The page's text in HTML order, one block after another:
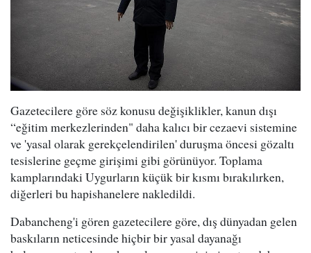
Gazetecilere göre söz konusu değişiklikler, kanun dışı
“eğitim merkezlerinden" daha kalıcı bir cezaevi sistemine
ve 'yasal olarak gerekçelendirilen' duruşma öncesi gözaltı
tesislerine geçme girişimi gibi görünüyor. Toplama
kamplarındaki Uygurların küçük bir kısmı bırakılırken,
diğerleri bu hapishanelere nakledildi.
Dabancheng'i gören gazetecilere göre, dış dünyadan gelen
baskıların neticesinde hiçbir bir yasal dayanağı